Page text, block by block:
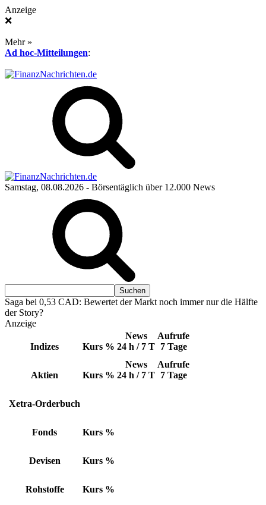
Anzeige
❌
Mehr »
Ad hoc-Mitteilungen:
Samstag, 08.08.2026 - Börsentäglich über 12.000 News
Saga bei 0,53 CAD: Bewertet der Markt noch immer nur die Hälfte
der Story?
Anzeige
Indizes Kurs %
News
24 h / 7 T
Aufrufe
7 Tage
Aktien Kurs %
News
24 h / 7 T
Aufrufe
7 Tage
Xetra-Orderbuch
Fonds Kurs %
Devisen Kurs %
Rohstoffe Kurs %